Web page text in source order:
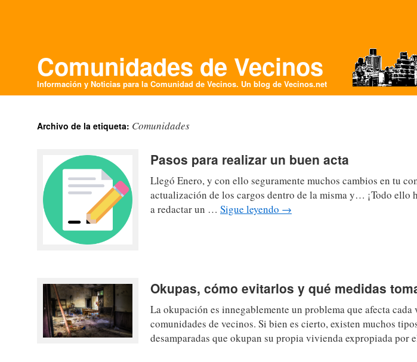
Comunidades de Vecinos
Información y Noticias para la Comunidad de Vecinos. Un blog de Vecinos.net
Archivo de la etiqueta: Comunidades
Pasos para realizar un buen acta
Llegó Enero, y con ello seguramente muchos cambios en tu
actualización de los cargos dentro de la misma y… ¡Todo ello
a redactar un … Sigue leyendo →
Okupas, cómo evitarlos y qué medidas
La okupación es innegablemente un problema que afecta
comunidades de vecinos. Si bien es cierto, existen muchos
desamparadas que okupan su propia vivienda expropiada por